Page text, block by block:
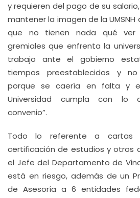
y requieren del pago de su
mantener la imagen de la
que no tienen nada qué ver
gremiales que enfrenta la
trabajo ante el gobierno
tiempos preestablecidos y
porque se caería en falta y
Universidad cumpla con lo
convenio”.
Todo lo referente a cartas
certificación de estudios y otros
el Jefe del Departamento de
está en riesgo, además de un
de Asesoría a 6 entidades